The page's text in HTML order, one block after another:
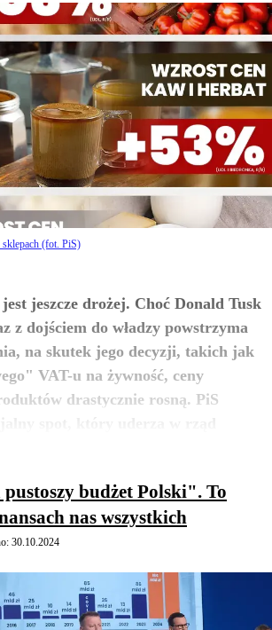
sklepach (fot. PiS)
jeszcze drożej. Choć Donald Tusk
z dojściem do władzy powstrzyma
na skutek jego decyzji, takich jak
VAT-u na żywność, ceny
drastycznie rosną. PiS
zobacz więcej
budżet Polski". To
nas wszystkich
30.10.2024